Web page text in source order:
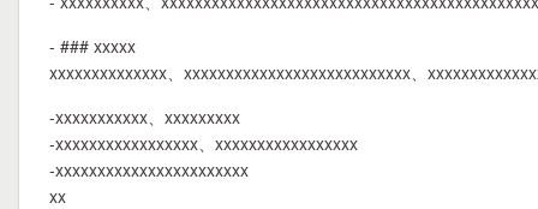
- ### xxxxx
xxxxxxxxxxxxxx、xxxxxxxxxxxxxxxxxxxxxxxxxxx、
-xxxxxxxxxxx、xxxxxxxxx
-xxxxxxxxxxxxxxxxx、xxxxxxxxxxxxxxxxx
-xxxxxxxxxxxxxxxxxxxxxxx
xx